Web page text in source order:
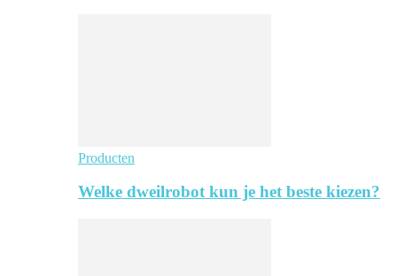
Producten
Welke dweilrobot kun je het beste kiezen?